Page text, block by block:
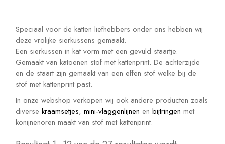
Speciaal voor de katten liefhebbers onder ons hebben wij
deze vrolijke sierkussens gemaakt.
Een sierkussen in kat vorm met een gevuld staartje.
Gemaakt van katoenen stof met kattenprint. De achterzijde
en de staart zijn gemaakt van een effen stof welke bij de
stof met kattenprint past.
In onze webshop verkopen wij ook andere producten zoals
diversekraamsetjes,mini-vlaggenlijnen enbijtringen met
konijnenoren maakt van stof met kattenprint.